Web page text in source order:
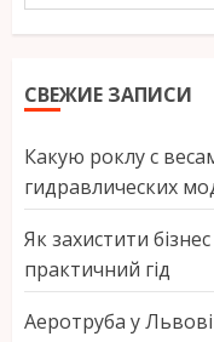
СВЕЖИЕ ЗАПИСИ
Какую роклу с
гидравлических
Як захистити
практичний гід
Аеротруба у